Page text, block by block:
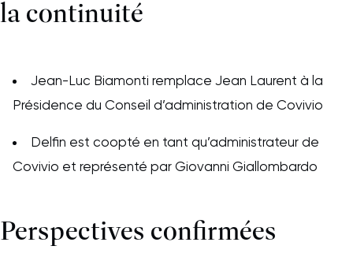
la continuité
Jean-Luc Biamonti remplace Jean Laurent à la
Présidence du Conseil d’administration de Covivio
Delfin est coopté en tant qu’administrateur de
Covivio et représenté par Giovanni Giallombardo
Perspectives confirmées